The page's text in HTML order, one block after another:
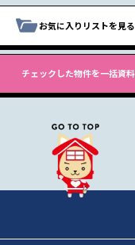
お気に入りリストを見る